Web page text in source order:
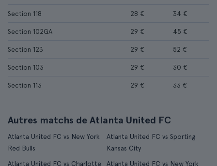
Section 118 28 € 34 €
Section 102GA 29 € 45 €
Section 123 29 € 52 €
Section 103 29 € 30 €
Section 113 29 € 33 €
Autres matchs de Atlanta United FC
Atlanta United FC vs New York
Red Bulls
Atlanta United FC vs Sporting
Kansas City
Atlanta United FC vs Charlotte
Atlanta United FC vs New York